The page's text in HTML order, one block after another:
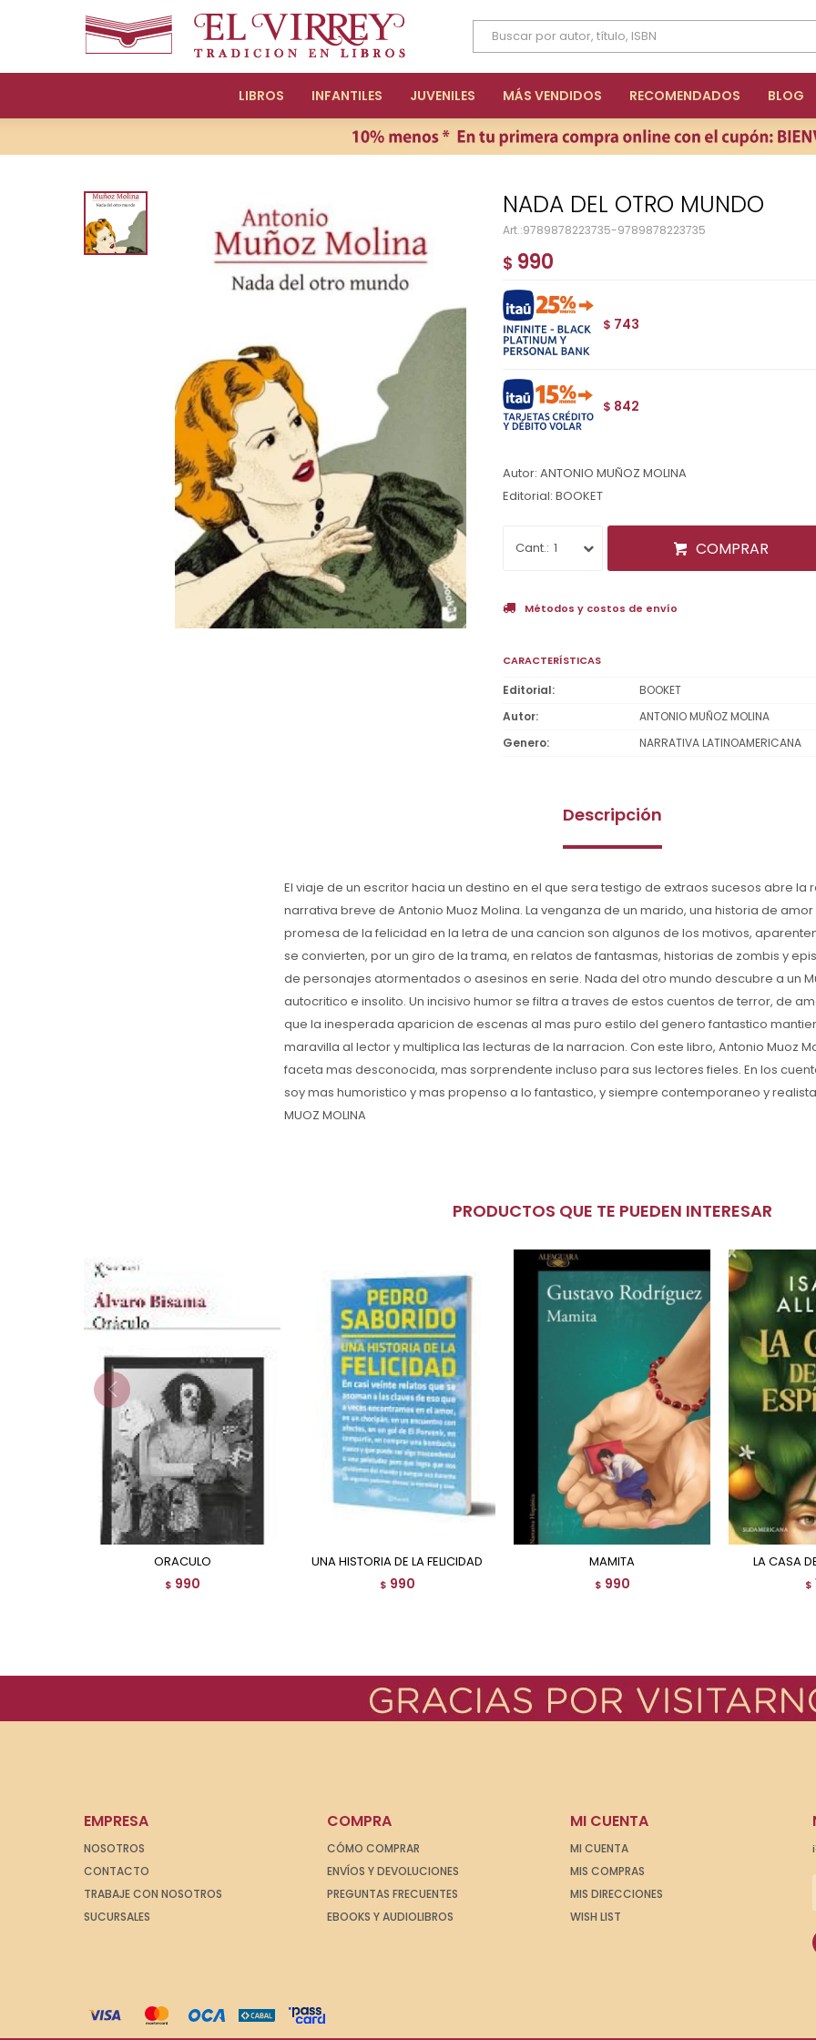
LIBROS INFANTILES JUVENILES MÁS VENDIDOS RECOMENDADOS BLOG
NADA DEL OTRO MUNDO
9789878223735-9789878223735
$ 990
$ 743
$ 842
Autor: ANTONIO MUÑOZ MOLINA
Editorial: BOOKET
1 COMPRAR
Métodos y costos de envío
CARACTERÍSTICAS
Editorial
BOOKET
Autor
ANTONIO MUÑOZ MOLINA
Genero
NARRATIVA LATINOAMERICANA
Descripción
El viaje de un escritor hacia un destino en el que sera testigo de extraos sucesos abre la
narrativa breve de Antonio Muoz Molina. La venganza de un marido, una historia de
promesa de la felicidad en la letra de una cancion son algunos de los motivos,
se convierten, por un giro de la trama, en relatos de fantasmas, historias de zombis y
de personajes atormentados o asesinos en serie. Nada del otro mundo descubre a un
autocritico e insolito. Un incisivo humor se filtra a traves de estos cuentos de terror, de
que la inesperada aparicion de escenas al mas puro estilo del genero fantastico
maravilla al lector y multiplica las lecturas de la narracion. Con este libro, Antonio Muoz
faceta mas desconocida, mas sorprendente incluso para sus lectores fieles. En los
soy mas humoristico y mas propenso a lo fantastico, y siempre contemporaneo y realista.
MUOZ MOLINA
PRODUCTOS QUE TE PUEDEN INTERESAR
ORACULO
$ 990
UNA HISTORIA DE LA FELICIDAD
$ 990
MAMITA
$ 990
LA CASA
$
EMPRESA
NOSOTROS
CONTACTO
TRABAJE CON NOSOTROS
SUCURSALES
COMPRA
CÓMO COMPRAR
ENVÍOS Y DEVOLUCIONES
PREGUNTAS FRECUENTES
EBOOKS Y AUDIOLIBROS
MI CUENTA
MI CUENTA
MIS COMPRAS
MIS DIRECCIONES
WISH LIST